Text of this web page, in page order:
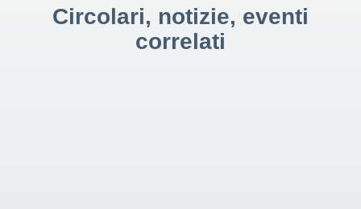
Circolari, notizie, eventi
correlati